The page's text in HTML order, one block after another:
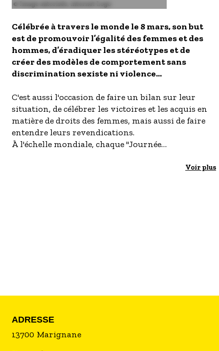
Image
© Image autorisée, internet Logo
Célébrée à travers le monde le 8 mars, son but
est de promouvoir l’égalité des femmes et des
hommes, d’éradiquer les stéréotypes et de
créer des modèles de comportement sans
discrimination sexiste ni violence...
C'est aussi l'occasion de faire un bilan sur leur
situation, de célébrer les victoires et les acquis en
matière de droits des femmes, mais aussi de faire
entendre leurs revendications.
À l'échelle mondiale, chaque "Journée
thème précis, fixé par l'ONU et donnant lieu à de
Voir plus
ADRESSE
13700 Marignane